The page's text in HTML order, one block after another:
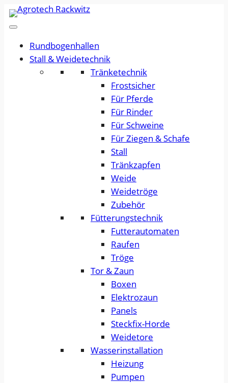
Rundbogenhallen
Stall & Weidetechnik
Tränketechnik
Frostsicher
Für Pferde
Für Rinder
Für Schweine
Für Ziegen & Schafe
Stall
Tränkzapfen
Weide
Weidetröge
Zubehör
Fütterungstechnik
Futterautomaten
Raufen
Tröge
Tor & Zaun
Boxen
Elektrozaun
Panels
Steckfix-Horde
Weidetore
Wasserinstallation
Heizung
Pumpen